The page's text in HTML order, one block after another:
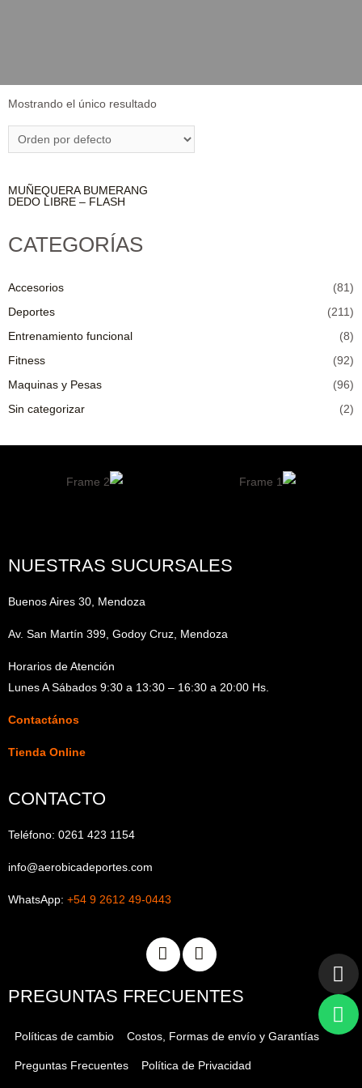
CATEGORÍAS
Accesorios
(81)
Deportes
(211)
Entrenamiento funcional
(8)
Fitness
(92)
Maquinas y Pesas
(96)
Sin categorizar
(2)
Mostrando el único resultado
MUÑEQUERA BUMERANG
DEDO LIBRE – FLASH
NUESTRAS SUCURSALES
Buenos Aires 30, Mendoza
Av. San Martín 399, Godoy Cruz, Mendoza
Horarios de Atención
Lunes A Sábados 9:30 a 13:30 – 16:30 a 20:00 Hs.
Contactános
Tienda Online
CONTACTO
Teléfono: 0261 423 1154
info@aerobicadeportes.com
WhatsApp: +54 9 2612 49-0443
PREGUNTAS FRECUENTES
Políticas de cambio Costos, Formas de envío y Garantías
Preguntas Frecuentes Política de Privacidad